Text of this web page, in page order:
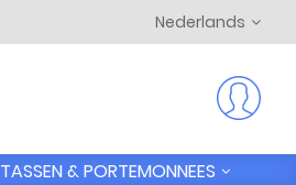
Nederlands
TASSEN & PORTEMONNEES